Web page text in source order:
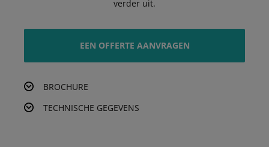
verder uit.
EEN OFFERTE AANVRAGEN
BROCHURE
TECHNISCHE GEGEVENS